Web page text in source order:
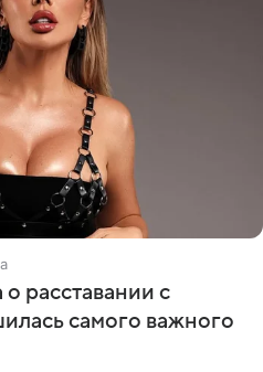
расставании с
самого важного